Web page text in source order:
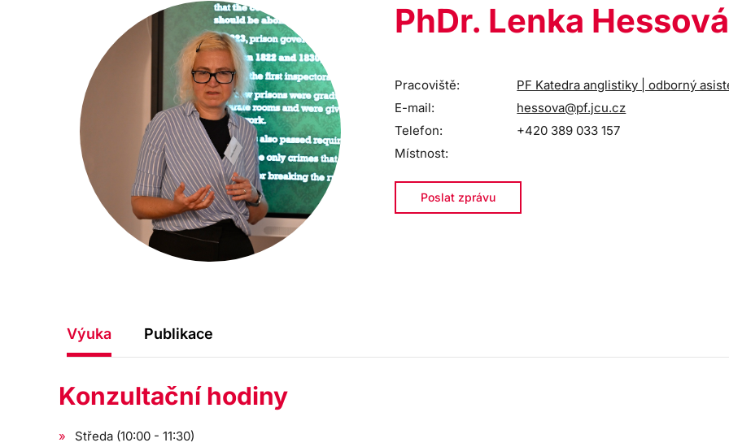
PhDr. Lenka
Pracoviště:
PF Katedra anglistiky | odborný
E-mail:
hessova@pf.jcu.cz
Telefon:
+420 389 033 157
Místnost:
Poslat zprávu
Výuka Publikace
Konzultační hodiny
Středa (10:00 - 11:30)